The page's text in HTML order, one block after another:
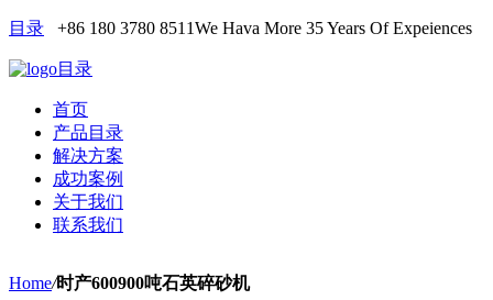
目录 +86 180 3780 8511We Hava More 35 Years Of Expeiences
目录
首页
产品目录
解决方案
成功案例
关于我们
联系我们
Home/时产600900吨石英碎砂机